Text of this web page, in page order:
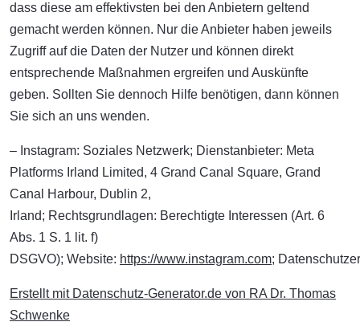
dass diese am effektivsten bei den Anbietern geltend
gemacht werden können. Nur die Anbieter haben jeweils
Zugriff auf die Daten der Nutzer und können direkt
entsprechende Maßnahmen ergreifen und Auskünfte
geben. Sollten Sie dennoch Hilfe benötigen, dann können
Sie sich an uns wenden.
– Instagram: Soziales Netzwerk; Dienstanbieter: Meta
Platforms Irland Limited, 4 Grand Canal Square, Grand
Canal Harbour, Dublin 2,
Irland; Rechtsgrundlagen: Berechtigte Interessen (Art. 6
Abs. 1 S. 1 lit. f)
DSGVO); Website: https://www.instagram.com;
Erstellt mit Datenschutz-Generator.de von RA Dr. Thomas
Schwenke